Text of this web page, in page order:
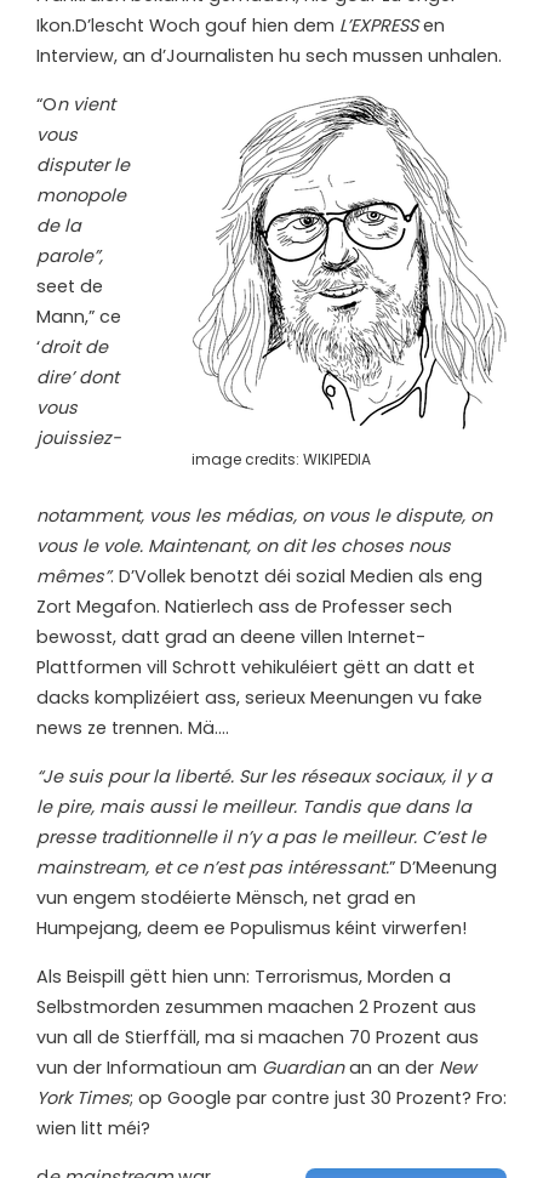
Ikon.D’lescht Woch gouf hien dem L’EXPRESSen
Interview, an d’Journalisten hu sech mussen unhalen.
image credits: WIKIPEDIA
“On vient
vous
disputer le
monopole
de la
parole”,
seet de
Mann,” ce
‘droit de
dire’ dont
vous
jouissiez-
notamment, vous les médias, on vous le dispute, on
vous le vole. Maintenant, on dit les choses nous
mêmes”. D’Vollek benotzt déi sozial Medien als eng
Zort Megafon. Natierlech ass de Professer sech
bewosst, datt grad an deene villen Internet-
Plattformen vill Schrott vehikuléiert gëtt an datt et
dacks komplizéiert ass, serieux Meenungen vu fake
news ze trennen. Mä….
“Je suis pour la liberté. Sur les réseaux sociaux, il y a
le pire, mais aussi le meilleur. Tandis que dans la
presse traditionnelle il n’y a pas le meilleur. C’est le
mainstream, et ce n’est pas intéressant.” D’Meenung
vun engem stodéierte Mënsch, net grad en
Humpejang, deem ee Populismus kéint virwerfen!
Als Beispill gëtt hien unn: Terrorismus, Morden a
Selbstmorden zesummen maachen 2 Prozent aus
vun all de Stierffäll, ma si maachen 70 Prozent aus
vun der Informatioun am Guardianan an der New
York Times; op Google par contre just 30 Prozent? Fro:
wien litt méi?